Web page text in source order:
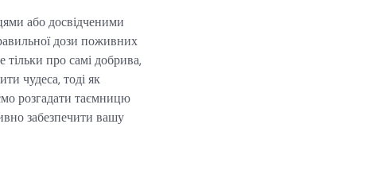
або досвідченими
дози поживних
про самі добрива,
чудеса, тоді як
розгадати таємницю
забезпечити вашу